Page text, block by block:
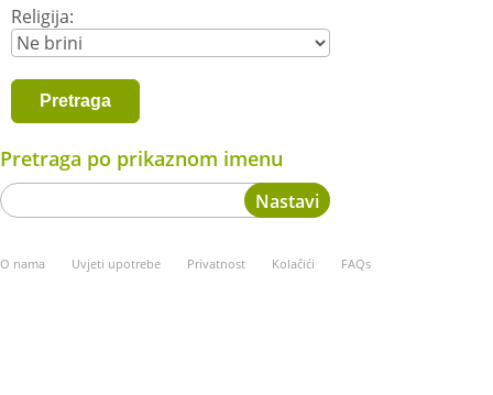
Religija:
Pretraga po prikaznom imenu
O nama Uvjeti upotrebe Privatnost Kolačići FAQs